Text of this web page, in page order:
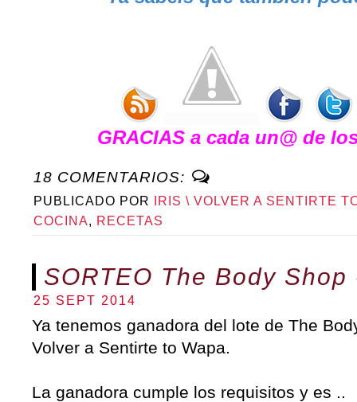
GRACIAS a cada un@ de
18 COMENTARIOS:
PUBLICADO POR
IRIS \ VOLVER A SENTIRTE
COCINA, RECETAS
SORTEO The Body
25 SEPT 2014
Ya tenemos ganadora del lote de The
Volver a Sentirte to Wapa.
La ganadora cumple los requisitos y es ..